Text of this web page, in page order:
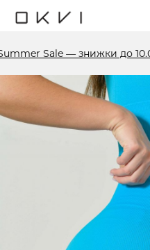
Sale — знижки до 10.08